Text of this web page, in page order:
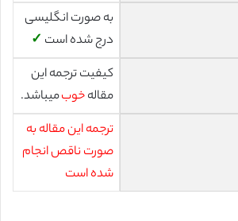
به صورت انگلیسی
درج شده است ✓
کیفیت ترجمه این
مقالهخوبمیباشد.
ترجمه این مقاله به
صورت ناقص انجام
شده است